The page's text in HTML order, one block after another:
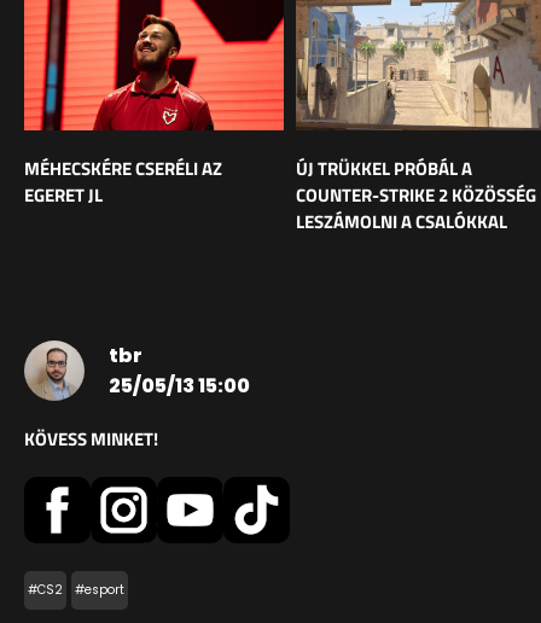
MÉHECSKÉRE CSERÉLI AZ
EGERET JL
ÚJ TRÜKKEL PRÓBÁL A
COUNTER-STRIKE 2 KÖZÖSSÉG
LESZÁMOLNI A CSALÓKKAL
tbr
25/05/13 15:00
KÖVESS MINKET!
#CS2 #esport